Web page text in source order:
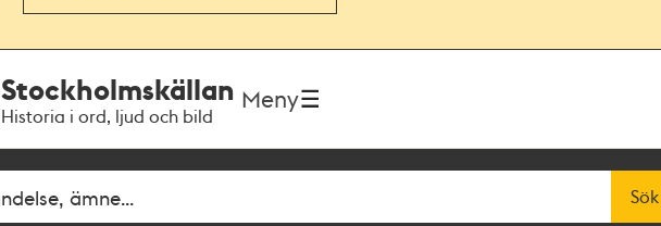
Stockholmskällan
Historia i ord, ljud och bild
Meny
Sök